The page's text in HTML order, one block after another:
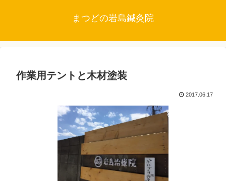
まつどの岩島鍼灸院
作業用テントと木材塗装
2017.06.17